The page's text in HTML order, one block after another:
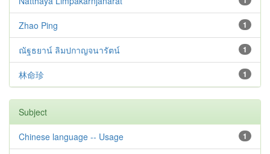
1
Zhao Ping
1
ณัฐธยาน์ ลิมปกาญจนารัตน์
1
林命珍
Subject
1
Chinese language -- Usage